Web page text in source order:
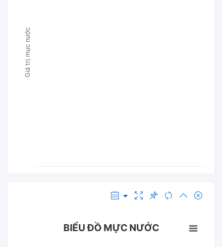
Giá trị mực nước
BIỂU ĐỒ MỰC NƯỚC